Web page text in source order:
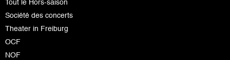
Tout le Hors-saison
Société des concerts
Theater in Freiburg
OCF
NOF